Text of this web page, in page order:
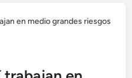
en medio grandes riesgos